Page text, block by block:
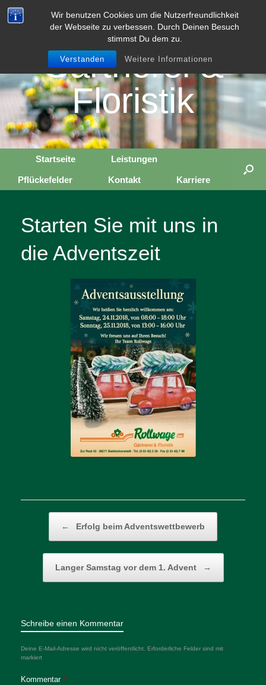
Wir benutzen Cookies um die Nutzerfreundlichkeit
der Webseite zu verbessen. Durch Deinen Besuch
stimmst Du dem zu.
Verstanden Weitere Informationen
Zum
Inhalt
Rollwage
Gärtnerei &
Floristik
Startseite Leistungen
Pflückefelder Kontakt Karriere
Starten Sie mit uns in
die Adventszeit
← Erfolg beim Adventswettbewerb
Langer Samstag vor dem 1. Advent →
Schreibe einen Kommentar
Deine E-Mail-Adresse wird nicht veröffentlicht. Erforderliche Felder sind mit *
markiert
Kommentar *